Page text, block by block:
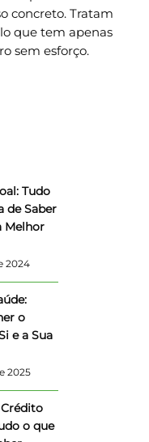
concreto. Tratam
que tem apenas
sem esforço.
Tudo
de Saber
Melhor
2024
o
e a Sua
2025
o que